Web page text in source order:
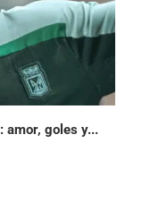
amor, goles y...